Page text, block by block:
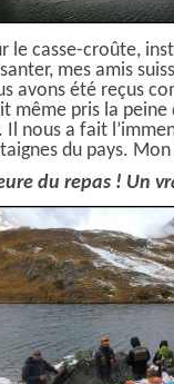
le casse-croûte,
mes amis
avons été reçus
même pris la
Il nous a fait
du pays.
du repas ! Un